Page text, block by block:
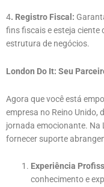
4. Registro Fiscal:
fins fiscais e esteja ciente
estrutura de negócios.
London Do It: Seu
Agora que você está
empresa no Reino Unido,
jornada emocionante. Na
fornecer suporte
Experiência
conhecimento e